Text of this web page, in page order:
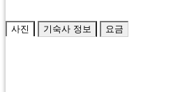
사진 기숙사 정보 요금